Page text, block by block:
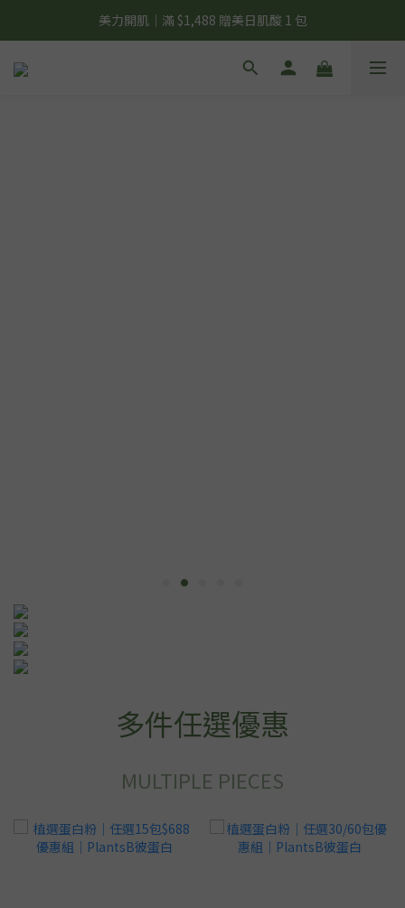
夏日輕補給｜500g 植物蛋白最低 $373 起
美力開肌｜滿 $1,488 贈美日肌酸 1 包
夏日輕補給｜500g 植物蛋白最低 $373 起
多件任選優惠
MULTIPLE PIECES